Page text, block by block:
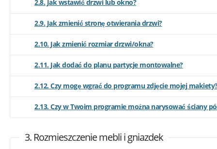
2.8. Jak wstawić drzwi lub okno?
2.9. Jak zmienić stronę otwierania drzwi?
2.10. Jak zmienić rozmiar drzwi/okna?
2.11. Jak dodać do planu partycje montowalne?
2.12. Czy mogę wgrać do programu zdjęcie mojej
2.13. Czy w Twoim programie można narysować ściany
3. Rozmieszczenie mebli i gniazdek